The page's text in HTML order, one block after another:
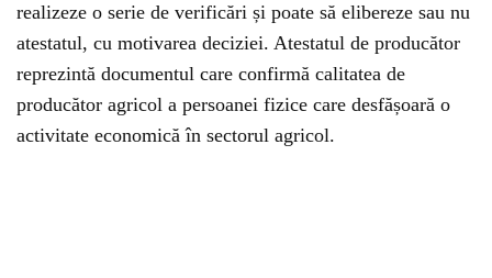
realizeze o serie de verificări și poate să elibereze sau nu
atestatul, cu motivarea deciziei. Atestatul de producător
reprezintă documentul care confirmă calitatea de
producător agricol a persoanei fizice care desfășoară o
activitate economică în sectorul agricol.